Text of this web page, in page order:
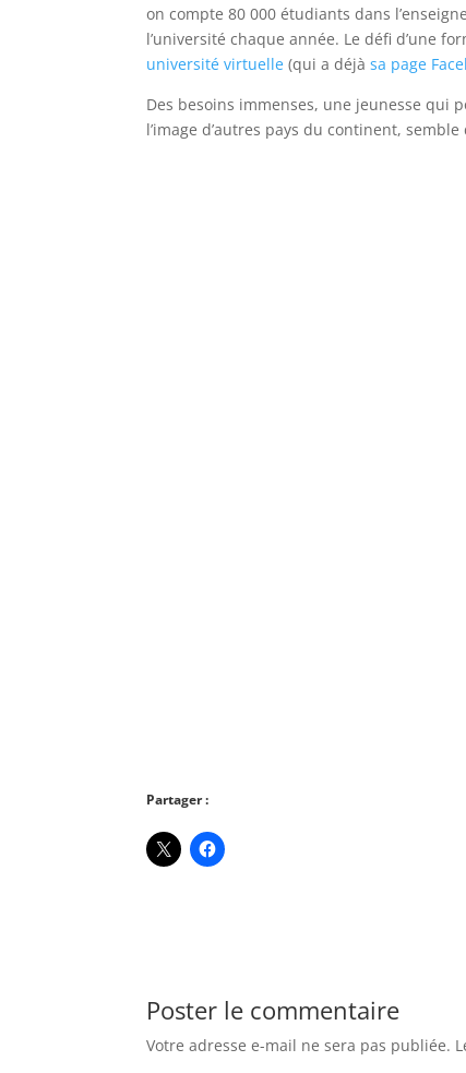
on compte 80 000 étudiants dans
l’université chaque année. Le défi d’une
université virtuelle (qui a déjàsa page
Des besoins immenses, une jeunesse qui
l’image d’autres pays du continent,
Partager :
Poster le commentaire
Votre adresse e-mail ne sera pas publiée.